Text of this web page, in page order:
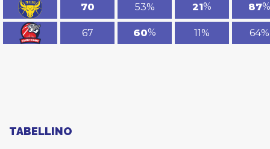
70 53% 21% 87%
67 60% 11% 64%
TABELLINO